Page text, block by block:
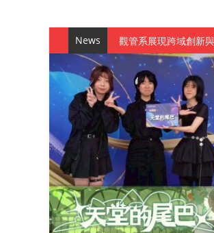
News
觀管系展現跨域創新
學務處舉辦「董事長
成人之美成就學生夢
金曲陣容強勢進駐！
數媒系《天堂的尾巴
師生攜手磨練一個月
一銀彭仁主中國科大
通識教育中心主辦「
數據後的溫度：財金